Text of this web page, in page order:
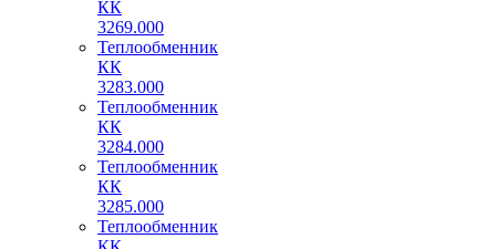
КК
3269.000
Теплообменник
КК
3283.000
Теплообменник
КК
3284.000
Теплообменник
КК
3285.000
Теплообменник